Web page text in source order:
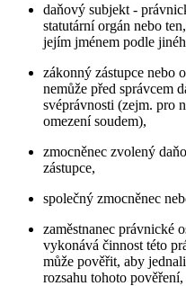
daňový subjekt -
statutární orgán nebo
jejím jménem podle
zákonný zástupce nebo
nemůže před správcem
svéprávnosti (zejm. pro
omezení soudem),
zmocněnec zvolený
zástupce,
společný zmocněnec
zaměstnanec právnické
vykonává činnost této
může pověřit, aby
rozsahu tohoto pověření,